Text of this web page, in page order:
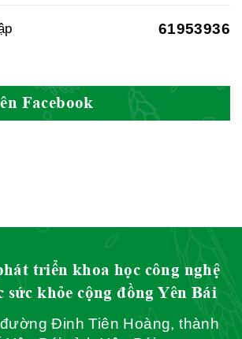
Đông Y Việt Nam
Đông Y Tỉnh Sơn La
61953936
Facebook
triển khoa học công nghệ
sức khỏe cộng đồng Yên Bái
Đinh Tiên Hoàng, thành